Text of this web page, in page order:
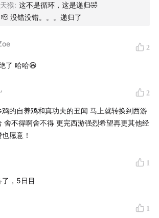
猴: 这不是循环，这是递归🤣
🫡 没错没错。。。递归了
2
了 哈哈😆
2
鸡的自养鸡和真功夫的丑闻 马上就转换到西游
舍不得啊舍不得 更完西游强烈希望再更其他经
愿意！
1
，5日目
1